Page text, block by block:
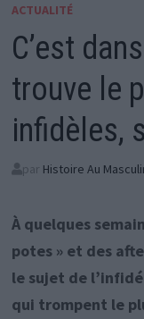
ACTUALITÉ
C’est
trouve le
infidèles,
par Histoire Au
À quelques
potes » et des
le sujet de
qui trompent le